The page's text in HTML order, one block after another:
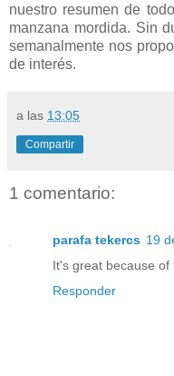
nuestro resumen de
manzana mordida. Sin
semanalmente nos
de interés.
a las 13:05
Compartir
1 comentario:
parafa tekercs 19
It's great because
Responder